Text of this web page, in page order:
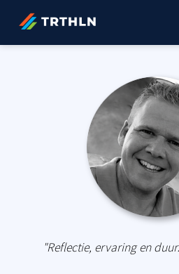
"Reflectie, ervaring en